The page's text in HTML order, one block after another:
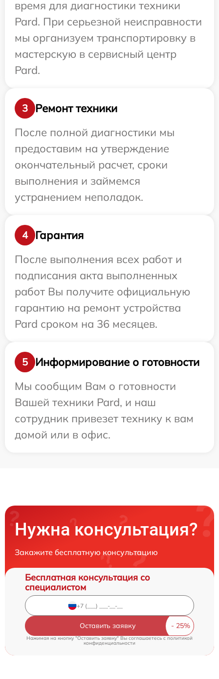
время для диагностики техники
Pard. При серьезной неисправности
мы организуем транспортировку в
мастерскую в сервисный центр
Pard.
3
Ремонт техники
После полной диагностики мы
предоставим на утверждение
окончательный расчет, сроки
выполнения и займемся
устранением неполадок.
4
Гарантия
После выполнения всех работ и
подписания акта выполненных
работ Вы получите официальную
гарантию на ремонт устройства
Pard сроком на 36 месяцев.
5
Информирование о готовности
Мы сообщим Вам о готовности
Вашей техники Pard, и наш
сотрудник привезет технику к вам
домой или в офис.
Нужна консультация?
Закажите бесплатную консультацию
Бесплатная консультация со
специалистом
Оставить заявку
Нажимая на кнопку "Оставить заявку" Вы соглашаетесь c политикой
конфиденциальности